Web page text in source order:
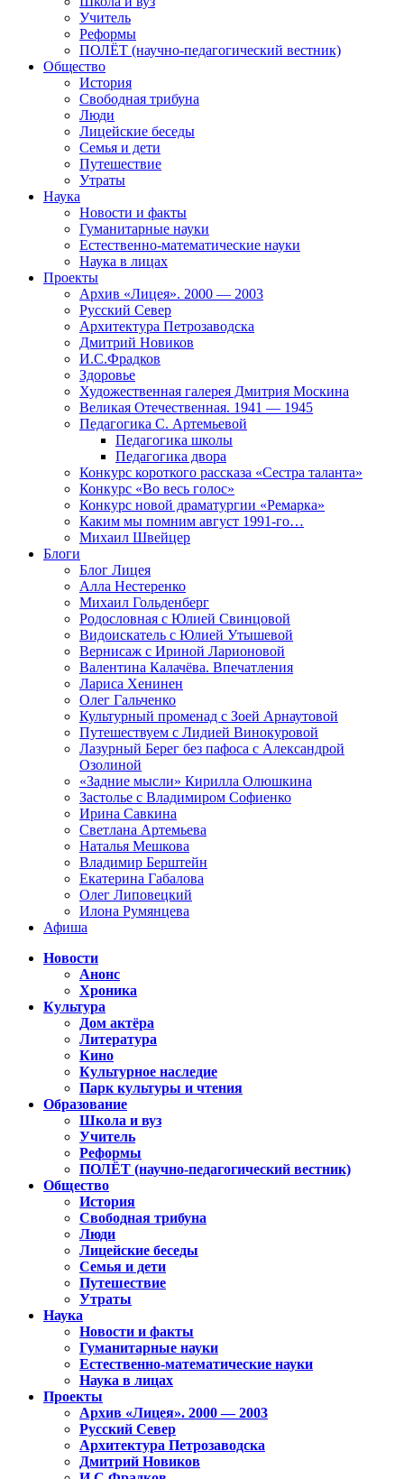
Учитель
Реформы
ПОЛЁТ (научно-педагогический вестник)
Общество
История
Свободная трибуна
Люди
Лицейские беседы
Семья и дети
Путешествие
Утраты
Наука
Новости и факты
Гуманитарные науки
Естественно-математические науки
Наука в лицах
Проекты
Архив «Лицея». 2000 — 2003
Русский Север
Архитектура Петрозаводска
Дмитрий Новиков
И.С.Фрадков
Здоровье
Художественная галерея Дмитрия Москина
Великая Отечественная. 1941 — 1945
Педагогика С. Артемьевой
Педагогика школы
Педагогика двора
Конкурс короткого рассказа «Сестра таланта»
Конкурс «Во весь голос»
Конкурс новой драматургии «Ремарка»
Каким мы помним август 1991-го…
Михаил Швейцер
Блоги
Блог Лицея
Алла Нестеренко
Михаил Гольденберг
Родословная с Юлией Свинцовой
Видоискатель с Юлией Утышевой
Вернисаж с Ириной Ларионовой
Валентина Калачёва. Впечатления
Лариса Хенинен
Олег Гальченко
Культурный променад с Зоей Арнаутовой
Путешествуем с Лидией Винокуровой
Лазурный Берег без пафоса с Александрой
Озолиной
«Задние мысли» Кирилла Олюшкина
Застолье с Владимиром Софиенко
Ирина Савкина
Светлана Артемьева
Наталья Мешкова
Владимир Берштейн
Екатерина Габалова
Олег Липовецкий
Илона Румянцева
Афиша
Новости
Анонс
Хроника
Культура
Дом актёра
Литература
Кино
Культурное наследие
Парк культуры и чтения
Образование
Школа и вуз
Учитель
Реформы
ПОЛЁТ (научно-педагогический вестник)
Общество
История
Свободная трибуна
Люди
Лицейские беседы
Семья и дети
Путешествие
Утраты
Наука
Новости и факты
Гуманитарные науки
Естественно-математические науки
Наука в лицах
Проекты
Архив «Лицея». 2000 — 2003
Русский Север
Архитектура Петрозаводска
Дмитрий Новиков